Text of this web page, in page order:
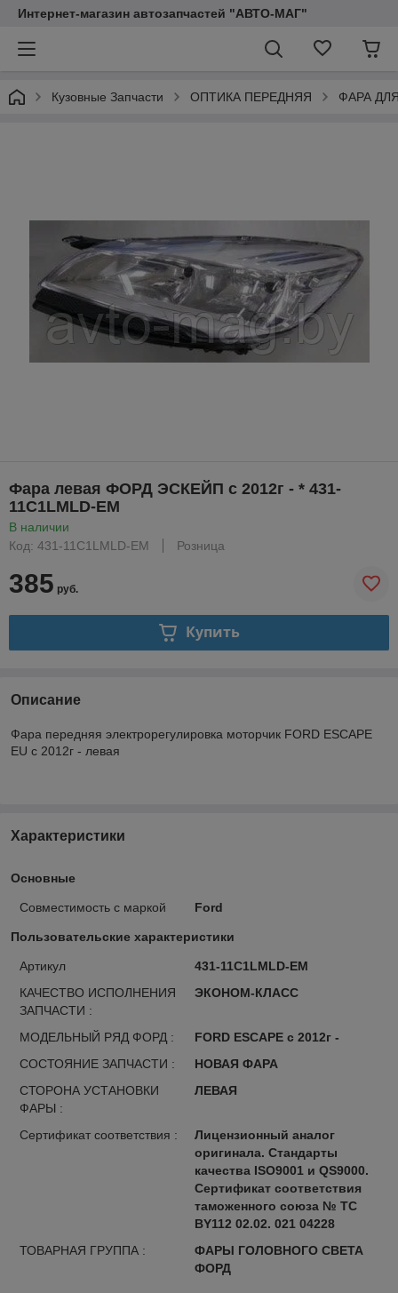
Интернет-магазин автозапчастей "АВТО-МАГ"
Кузовные Запчасти ОПТИКА ПЕРЕДНЯЯ ФАРА
Фара левая ФОРД ЭСКЕЙП с 2012г - * 431-
11C1LMLD-EM
В наличии
Код: 431-11C1LMLD-EM
Розница
385 руб.
Купить
Описание
Фара передняя электрорегулировка моторчик FORD ESCAPE
EU с 2012г - левая
Характеристики
Основные
Совместимость с маркой Ford
Пользовательские характеристики
Артикул
431-11C1LMLD-EM
КАЧЕСТВО ИСПОЛНЕНИЯ
ЗАПЧАСТИ :
ЭКОНОМ-КЛАСС
МОДЕЛЬНЫЙ РЯД ФОРД :
FORD ESCAPE с 2012г -
СОСТОЯНИЕ ЗАПЧАСТИ :
НОВАЯ ФАРА
СТОРОНА УСТАНОВКИ
ФАРЫ :
ЛЕВАЯ
Сертификат соответствия :
Лицензионный аналог
оригинала. Стандарты
качества ISO9001 и QS9000.
Сертификат соответствия
таможенного союза № ТС
BY112 02.02. 021 04228
ТОВАРНАЯ ГРУППА :
ФАРЫ ГОЛОВНОГО СВЕТА
ФОРД